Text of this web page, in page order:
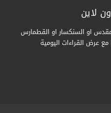
لاين
او السنكسار او القطمارس
عرض القراءات اليومية